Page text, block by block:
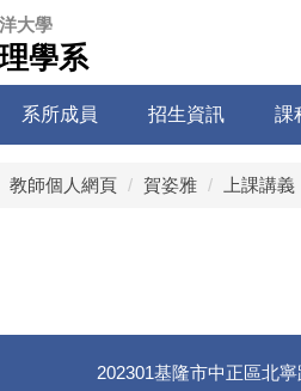
大學
學系
系所成員 招生資訊 課
教師個人網頁 賀姿雅 上課講義
202301基隆市中正區北